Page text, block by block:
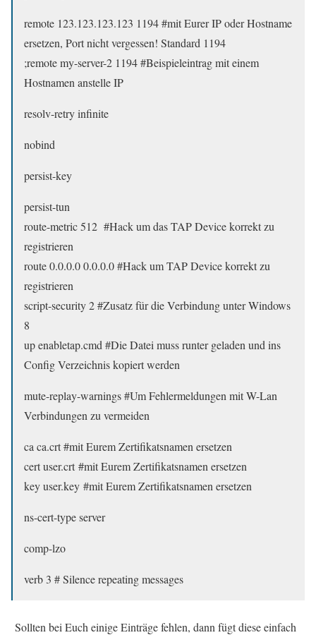
remote 123.123.123.123 1194 #mit Eurer IP oder Hostname
ersetzen, Port nicht vergessen! Standard 1194
;remote my-server-2 1194 #Beispieleintrag mit einem
Hostnamen anstelle IP
resolv-retry infinite
nobind
persist-key
persist-tun
route-metric 512 #Hack um das TAP Device korrekt zu
registrieren
route 0.0.0.0 0.0.0.0 #Hack um TAP Device korrekt zu
registrieren
script-security 2 #Zusatz für die Verbindung unter Windows
8
up enabletap.cmd #Die Datei muss runter geladen und ins
Config Verzeichnis kopiert werden
mute-replay-warnings #Um Fehlermeldungen mit W-Lan
Verbindungen zu vermeiden
ca ca.crt#mit Eurem Zertifikatsnamen ersetzen
cert user.crt #mit Eurem Zertifikatsnamen ersetzen
key user.key #mit Eurem Zertifikatsnamen ersetzen
ns-cert-type server
comp-lzo
verb 3 # Silence repeating messages
Sollten bei Euch einige Einträge fehlen, dann fügt diese einfach